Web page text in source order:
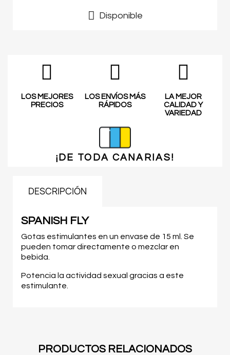
Disponible
LOS MEJORES
PRECIOS
LOS ENVÍOS MÁS
RÁPIDOS
LA MEJOR
CALIDAD Y
VARIEDAD
¡DE TODA CANARIAS!
DESCRIPCIÓN
SPANISH FLY
Gotas estimulantes en un envase de 15 ml. Se
pueden tomar directamente o mezclar en
bebida.
Potencia la actividad sexual gracias a este
estimulante.
PRODUCTOS RELACIONADOS